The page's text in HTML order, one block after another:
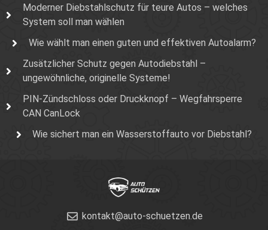
Moderner Diebstahlschutz für teure Autos – welches
System soll man wählen
Wie wählt man einen guten und effektiven Autoalarm?
Zusätzlicher Schutz gegen Autodiebstahl –
ungewöhnliche, originelle Systeme!
PIN-Zündschloss oder Druckknopf – Wegfahrsperre
CAN CanLock
Wie sichert man ein Wasserstoffauto vor Diebstahl?
kontakt@auto-schuetzen.de